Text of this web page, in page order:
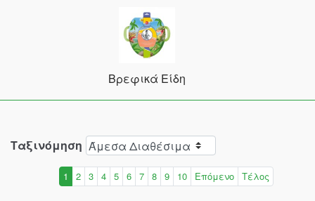
Βρεφικά Είδη
Ταξινόμηση
1 2 3 4 5 6 7 8 9 10 Επόμενο Τέλος